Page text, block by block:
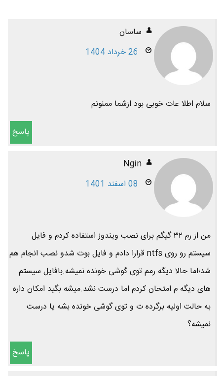
ساسان
26 خرداد 1404
سلام اطلا عات خوبی بود ازشما ممنونم
پاسخ
Ngin
08 اسفند 1401
من از رم ۳۲ گیگم برای نصب ویندوز استفاده کردم و فایل
سیستم رو روی ntfs قرارا دادم و فایل بوت شدو نصب انجام هم
شد؛اما حالا دیگه رمم توی گوشی خونده نمیشه.بافایل سیستم
های دیگه م امتحان کردم اما درست نشد.میشه بگید امکان داره
به حالت اولیه برگرده ت و توی گوشی خونده بشه یا درست
نمیشه؟
پاسخ